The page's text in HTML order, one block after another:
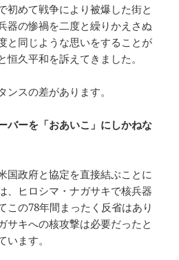
初めて戦争により被爆した街と
器の惨禍を二度と繰りかえさぬ
と同じような思いをすることが
恒久平和を訴えてきました。
スの差があります。
バーを「おあいこ」にしかねな
国政府と協定を直接結ぶことに
、ヒロシマ・ナガサキで核兵器
この78年間まったく反省はあり
サキへの核攻撃は必要だったと
ます。